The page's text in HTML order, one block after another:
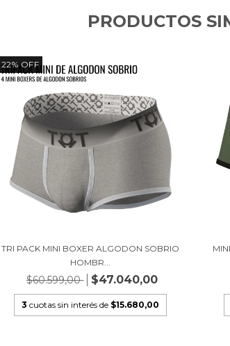
PRODUCTOS
22%OFF
TRI PACK MINI BOXER ALGODON SOBRIO
HOMBR...
$60.599,00 $47.040,00
3 cuotas sin interés de $15.680,00